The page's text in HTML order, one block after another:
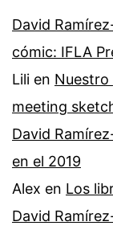
David
cómic: IFLA
Lili en Nuestro
meeting
David
en el 2019
Alex en Los
David